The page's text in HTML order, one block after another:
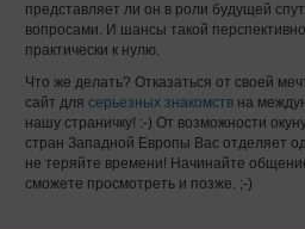
представляет ли он в роли будущей
вопросами. И шансы такой
практически к нулю.
Что же делать? Отказаться от своей
сайт для серьезных знакомств на
нашу страничку! :-) От возможности
стран Западной Европы Вас отделяет
не теряйте времени! Начинайте
сможете просмотреть и позже. ;-)